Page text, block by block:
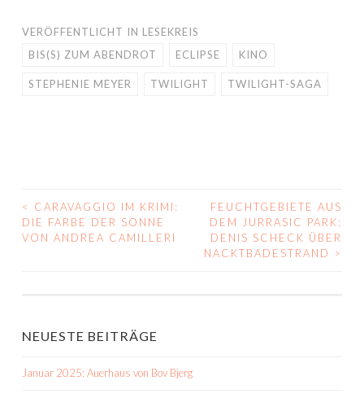
VERÖFFENTLICHT IN LESEKREIS
BIS(S) ZUM ABENDROT
ECLIPSE KINO
STEPHENIE MEYER TWILIGHT TWILIGHT-SAGA
BEITRAGS-
NAVIGATION
<
CARAVAGGIO IM KRIMI:
DIE FARBE DER SONNE
VON ANDREA CAMILLERI
FEUCHTGEBIETE AUS
DEM JURRASIC PARK:
DENIS SCHECK ÜBER
NACKTBADESTRAND
>
NEUESTE BEITRÄGE
Januar 2025: Auerhaus von Bov Bjerg